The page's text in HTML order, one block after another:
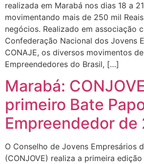
realizada em Marabá nos dias 18 a
movimentando mais de 250 mil
negócios. Realizado em associação
Confederação Nacional dos Jovens
CONAJE, os diversos movimentos
Empreendedores do Brasil, […]
Marabá:
primeiro Bate
Empreendedor de
O Conselho de Jovens Empresários
(CONJOVE) realiza a primeira